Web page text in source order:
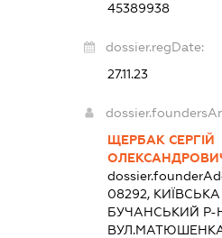
45389938
dossier.regDate:
27.11.23
ЩЕРБАК СЕРГІЙ
08292,
БУЧАНСЬКИЙ Р-